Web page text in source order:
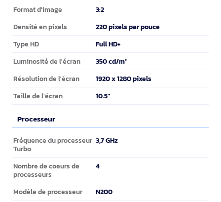
Écran
Format d'image 3:2
Densité en pixels 220 pixels par pouce
Type HD Full HD+
Luminosité de l'écran 350 cd/m²
Résolution de l'écran 1920 x 1280 pixels
Taille de l'écran 10.5"
Processeur
Processeur
Fréquence du processeur
Turbo
3,7 GHz
Nombre de coeurs de
processeurs
4
Modèle de processeur N200